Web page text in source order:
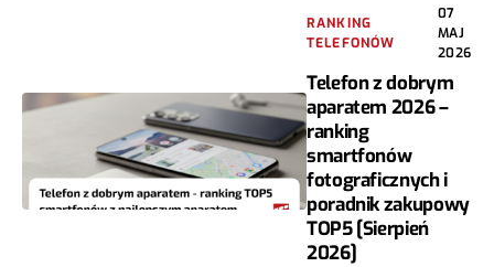
RANKING
TELEFONÓW
07
MAJ
2026
Telefon z dobrym
aparatem 2026 –
ranking
smartfonów
fotograficznych i
poradnik zakupowy
TOP5 [Sierpień
2026]